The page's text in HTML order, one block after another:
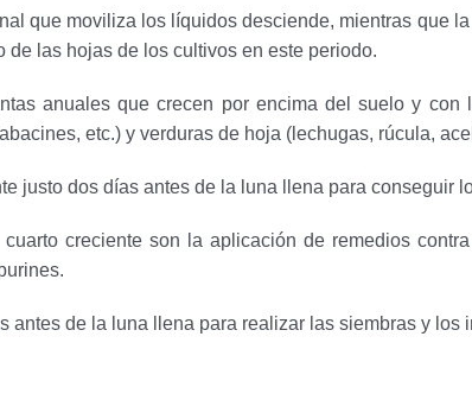
que moviliza los líquidos desciende, mientras que
de las hojas de los cultivos en este periodo.
anuales que crecen por encima del suelo y con
etc.) y verduras de hoja (lechugas, rúcula,
justo dos días antes de la luna llena para conseguir
creciente son la aplicación de remedios
antes de la luna llena para realizar las siembras y los